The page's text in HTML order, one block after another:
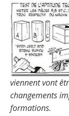
viennent vont
changements
formations.